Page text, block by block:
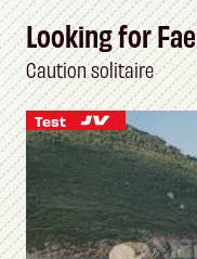
Looking for
Caution solitaire
Test